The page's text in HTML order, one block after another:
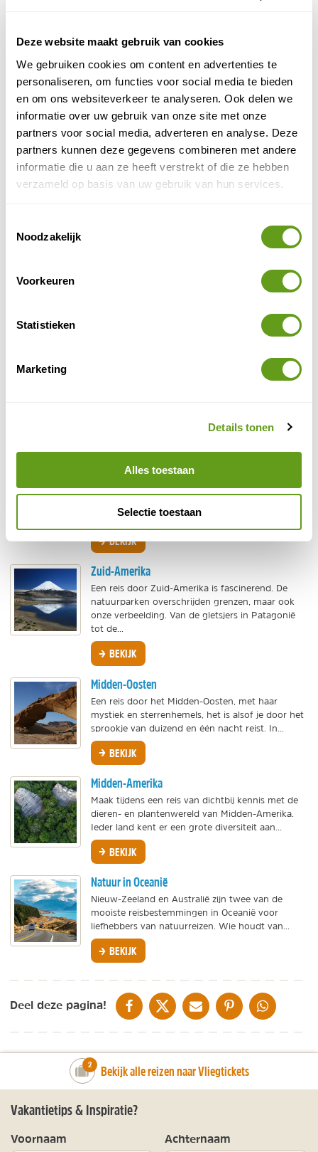
Deze website maakt gebruik van cookies
We gebruiken cookies om content en advertenties te
personaliseren, om functies voor social media te bieden
en om ons websiteverkeer te analyseren. Ook delen we
informatie over uw gebruik van onze site met onze
partners voor social media, adverteren en analyse. Deze
partners kunnen deze gegevens combineren met andere
informatie die u aan ze heeft verstrekt of die ze hebben
verzameld op basis van uw gebruik van hun services.
Noodzakelijk
Voorkeuren
Statistieken
Marketing
Details tonen
Alles toestaan
Selectie toestaan
verschillende landen.
Zoek op bestemming
Natuur in Azië
Wat zijn de mooiste bestemmingen in Azië? Waar
vind je de mooiste natuur? De natuur in Azië is
overal prachtig. De imposante bergen van de
Himalaya, e...
Een natuurreis in Afrika is onvergetelijk en
mooie en bijzondere bestemmingen strekt zich uit
Wat een verscheidenheid aan natuur heeft
Europa! Op NatureScanner brengen we alle
Imposante natuur, hoge bergen, desolate
woestijnen, grootse nationale parken en
je ziet tijdens een...
BEKIJK
Zuid-Amerika
Een reis door Zuid-Amerika is fascinerend. De
natuurparken overschrijden grenzen, maar ook
onze verbeelding. Van de gletsjers in Patagonië
tot de...
BEKIJK
Midden-Oosten
Een reis door het Midden-Oosten, met haar
mystiek en sterrenhemels, het is alsof je door het
sprookje van duizend en één nacht reist. In...
BEKIJK
Midden-Amerika
Maak tijdens een reis van dichtbij kennis met de
dieren- en plantenwereld van Midden-Amerika.
Ieder land kent er een grote diversiteit aan...
BEKIJK
Natuur in Oceanië
Nieuw-Zeeland en Australië zijn twee van de
mooiste reisbestemmingen in Oceanië voor
liefhebbers van natuurreizen. Wie houdt van...
BEKIJK
Deel deze pagina! DELEN OP FACEBOOK
DELEN OP XDELEN VIA DE MAIL
DELEN OP PINTEREST
DELEN OP
number_of_trips:
2 Bekijk alle reizen naar Vliegtickets
Vakantietips & Inspiratie?
Voornaam Achternaam